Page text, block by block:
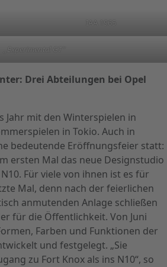
IAA 1965
„Experimental GT“
Drei Abteilungen bei Opel
Jahr mit den Winterspielen in
in Tokio. Auch in
bedeutende Eröffnungsfeier statt:
ersten Mal das neue Designstudio
Für viele von ihnen ist es für
Mal, denn nach der feierlichen
anmutenden Anlage schließen
für die Öffentlichkeit. Von Juni
Farben und Funktionen der
und festgelegt. „Sie
zu Fort Knox als ins N10“, so